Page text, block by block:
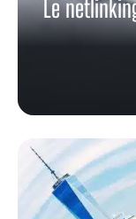
Le